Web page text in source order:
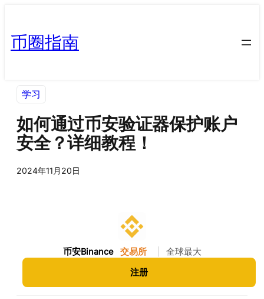
币圈指南
学习
如何通过币安验证器保护账户
安全？详细教程！
2024年11月20日
币安Binance 交易所 全球最大
注册